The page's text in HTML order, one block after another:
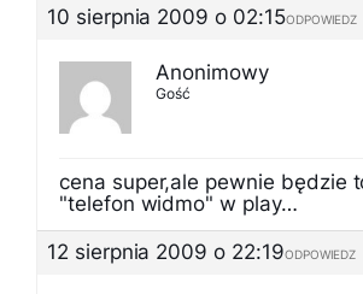
10 sierpnia 2009 o 02:15ODPOWIEDZ
Anonimowy
Gość
cena super,ale pewnie będzie
"telefon widmo" w play…
12 sierpnia 2009 o 22:19ODPOWIEDZ